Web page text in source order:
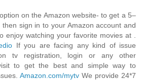
on the Amazon website- to get a 5–
sign in to your Amazon account and
enjoy watching your favorite movies at .
If you are facing any kind of issue
tv registration, login or any other
to get the best and simple way to
Amazon.com/mytv We provide 24*7